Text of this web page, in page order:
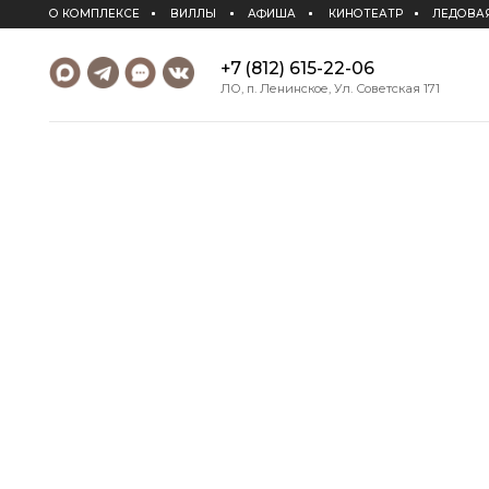
О КОМПЛЕКСЕ ВИЛЛЫ АФИША КИНОТЕАТР ЛЕДОВАЯ АРЕНА
+7 (812) 615-22-06
ЛО, п. Ленинское, Ул. Советская 171